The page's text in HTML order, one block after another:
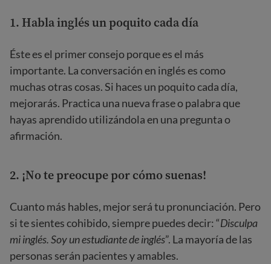
1. Habla inglés un poquito cada día
Éste es el primer consejo porque es el más
importante. La conversación en inglés es como
muchas otras cosas. Si haces un poquito cada día,
mejorarás. Practica una nueva frase o palabra que
hayas aprendido utilizándola en una pregunta o
afirmación.
2. ¡No te preocupe por cómo suenas!
Cuanto más hables, mejor será tu pronunciación. Pero
si te sientes cohibido, siempre puedes decir: “Disculpa
mi inglés. Soy un estudiante de inglés”. La mayoría de las
personas serán pacientes y amables.